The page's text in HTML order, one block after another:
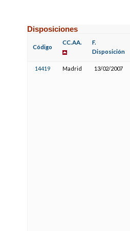
Disposiciones
Código
CC.AA.
F.
Disposición
14419 Madrid 13/02/2007